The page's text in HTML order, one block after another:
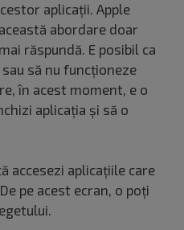
aplicații. Apple
abordare doar
răspundă. E posibil ca
să nu funcționeze
în acest moment, e o
aplicația și să o
accesezi aplicațiile care
pe acest ecran, o poți